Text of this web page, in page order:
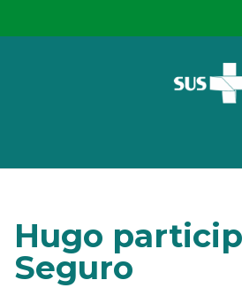
Hugo
Seguro